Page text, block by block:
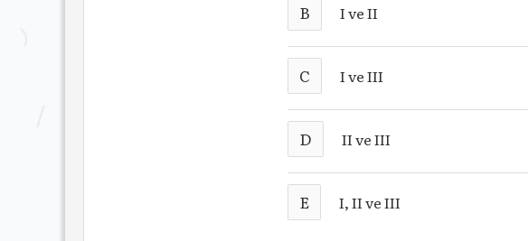
B I ve II
C I ve III
D II ve III
E I, II ve III